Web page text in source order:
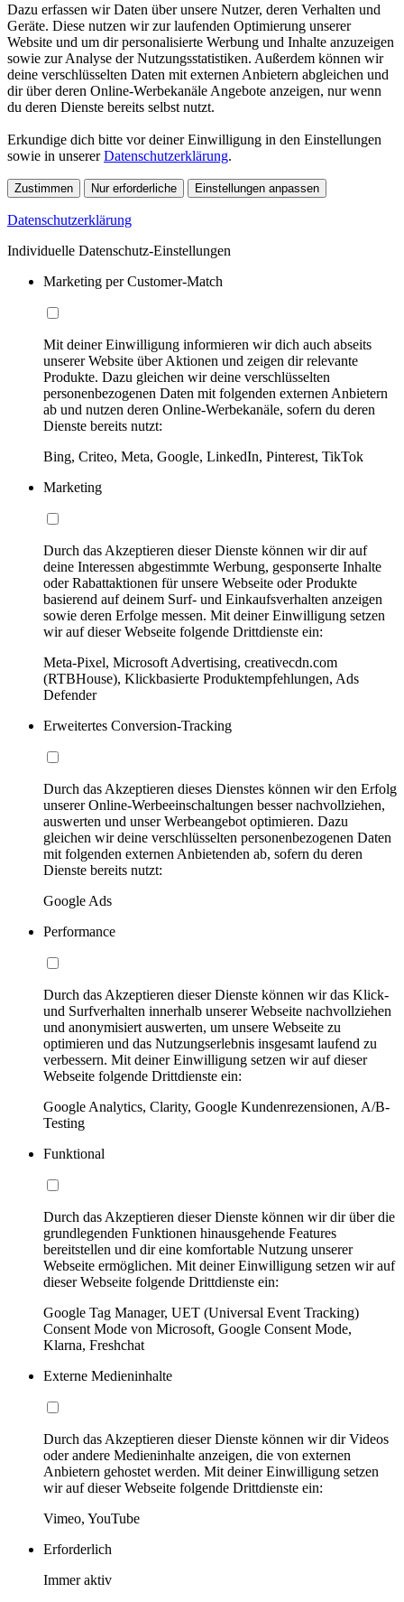
Dazu erfassen wir Daten über unsere Nutzer, deren Verhalten und
Geräte. Diese nutzen wir zur laufenden Optimierung unserer
Website und um dir personalisierte Werbung und Inhalte anzuzeigen
sowie zur Analyse der Nutzungsstatistiken. Außerdem können wir
deine verschlüsselten Daten mit externen Anbietern abgleichen und
dir über deren Online-Werbekanäle Angebote anzeigen, nur wenn
du deren Dienste bereits selbst nutzt.
Erkundige dich bitte vor deiner Einwilligung in den Einstellungen
sowie in unsererDatenschutzerklärung.
Zustimmen Nur erforderliche Einstellungen anpassen
Datenschutzerklärung
Individuelle Datenschutz-Einstellungen
Marketing per Customer-Match
Mit deiner Einwilligung informieren wir dich auch abseits
unserer Website über Aktionen und zeigen dir relevante
Produkte. Dazu gleichen wir deine verschlüsselten
personenbezogenen Daten mit folgenden externen Anbietern
ab und nutzen deren Online-Werbekanäle, sofern du deren
Dienste bereits nutzt:
Bing, Criteo, Meta, Google, LinkedIn, Pinterest, TikTok
Marketing
Durch das Akzeptieren dieser Dienste können wir dir auf
deine Interessen abgestimmte Werbung, gesponserte Inhalte
oder Rabattaktionen für unsere Webseite oder Produkte
basierend auf deinem Surf- und Einkaufsverhalten anzeigen
sowie deren Erfolge messen. Mit deiner Einwilligung setzen
wir auf dieser Webseite folgende Drittdienste ein:
Meta-Pixel, Microsoft Advertising, creativecdn.com
(RTBHouse), Klickbasierte Produktempfehlungen, Ads
Defender
Erweitertes Conversion-Tracking
Durch das Akzeptieren dieses Dienstes können wir den Erfolg
unserer Online-Werbeeinschaltungen besser nachvollziehen,
auswerten und unser Werbeangebot optimieren. Dazu
gleichen wir deine verschlüsselten personenbezogenen Daten
mit folgenden externen Anbietenden ab, sofern du deren
Dienste bereits nutzt:
Google Ads
Performance
Durch das Akzeptieren dieser Dienste können wir das Klick-
und Surfverhalten innerhalb unserer Webseite nachvollziehen
und anonymisiert auswerten, um unsere Webseite zu
optimieren und das Nutzungserlebnis insgesamt laufend zu
verbessern. Mit deiner Einwilligung setzen wir auf dieser
Webseite folgende Drittdienste ein:
Google Analytics, Clarity, Google Kundenrezensionen, A/B-
Testing
Funktional
Durch das Akzeptieren dieser Dienste können wir dir über die
grundlegenden Funktionen hinausgehende Features
bereitstellen und dir eine komfortable Nutzung unserer
Webseite ermöglichen. Mit deiner Einwilligung setzen wir auf
dieser Webseite folgende Drittdienste ein:
Google Tag Manager, UET (Universal Event Tracking)
Consent Mode von Microsoft, Google Consent Mode,
Klarna, Freshchat
Externe Medieninhalte
Durch das Akzeptieren dieser Dienste können wir dir Videos
oder andere Medieninhalte anzeigen, die von externen
Anbietern gehostet werden. Mit deiner Einwilligung setzen
wir auf dieser Webseite folgende Drittdienste ein:
Vimeo, YouTube
Erforderlich
Immer aktiv